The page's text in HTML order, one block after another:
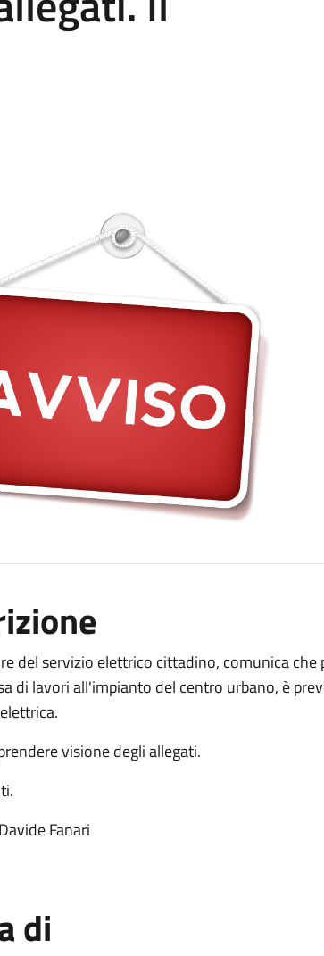
del servizio elettrico cittadino, comunica
di lavori all'impianto del centro urbano, è
visione degli allegati.
Fanari
di